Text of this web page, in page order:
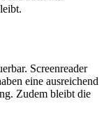
Screenreader
eine ausreichend
Zudem bleibt die